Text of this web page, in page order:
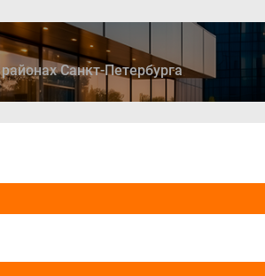
Санкт-Петербурга